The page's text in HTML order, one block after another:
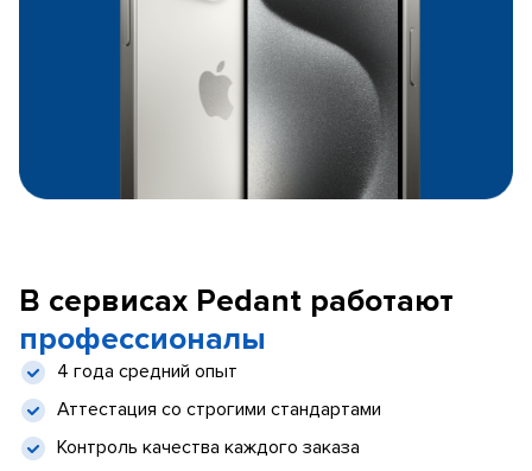
В сервисах Pedant работают
профессионалы
4 года средний опыт
Аттестация со строгими стандартами
Контроль качества каждого заказа